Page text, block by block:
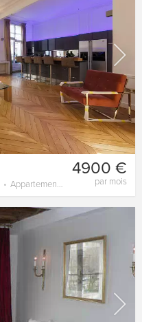
4900 €
par mois
Appartement 125 m²